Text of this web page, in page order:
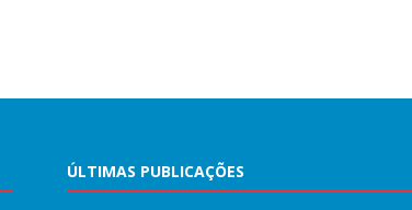
ÚLTIMAS PUBLICAÇÕES